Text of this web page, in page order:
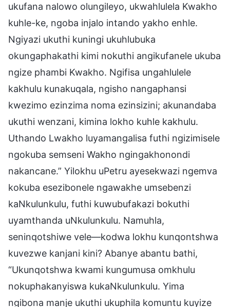
ukufana nalowo olungileyo, ukwahlulela Kwakho
kuhle-ke, ngoba injalo intando yakho enhle.
Ngiyazi ukuthi kuningi ukuhlubuka
okungaphakathi kimi nokuthi angikufanele ukuba
ngize phambi Kwakho. Ngifisa ungahlulele
kakhulu kunakuqala, ngisho nangaphansi
kwezimo ezinzima noma ezinsizini; akunandaba
ukuthi wenzani, kimina lokho kuhle kakhulu.
Uthando Lwakho luyamangalisa futhi ngizimisele
ngokuba semseni Wakho ngingakhonondi
nakancane.” Yilokhu uPetru ayesekwazi ngemva
kokuba esezibonele ngawakhe umsebenzi
kaNkulunkulu, futhi kuwubufakazi bokuthi
uyamthanda uNkulunkulu. Namuhla,
seninqotshiwe vele—kodwa lokhu kunqontshwa
kuvezwe kanjani kini? Abanye abantu bathi,
“Ukunqotshwa kwami kungumusa omkhulu
nokuphakanyiswa kukaNkulunkulu. Yima
ngibona manje ukuthi ukuphila komuntu kuyize